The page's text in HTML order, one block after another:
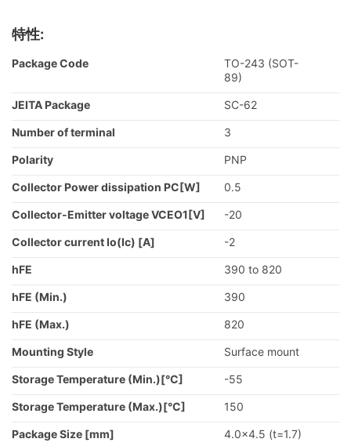
特性:
Package Code
TO-243 (SOT-
89)
JEITA Package SC-62
Number of terminal 3
Polarity PNP
Collector Power dissipation PC[W] 0.5
Collector-Emitter voltage VCEO1[V] -20
Collector current Io(Ic) [A] -2
hFE 390 to 820
hFE (Min.) 390
hFE (Max.) 820
Mounting Style Surface mount
Storage Temperature (Min.)[°C] -55
Storage Temperature (Max.)[°C] 150
Package Size [mm] 4.0x4.5 (t=1.7)